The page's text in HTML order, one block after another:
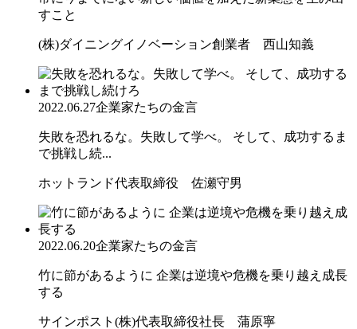
すこと
(株)ダイニングイノベーション創業者 西山知義
2022.06.27企業家たちの金言
失敗を恐れるな。失敗して学べ。 そして、成功するま
で挑戦し続...
ホットランド代表取締役 佐瀬守男
2022.06.20企業家たちの金言
竹に節があるように 企業は逆境や危機を乗り越え成長
する
サインポスト(株)代表取締役社長 蒲原寧